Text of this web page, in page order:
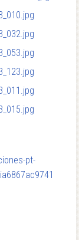
pt-